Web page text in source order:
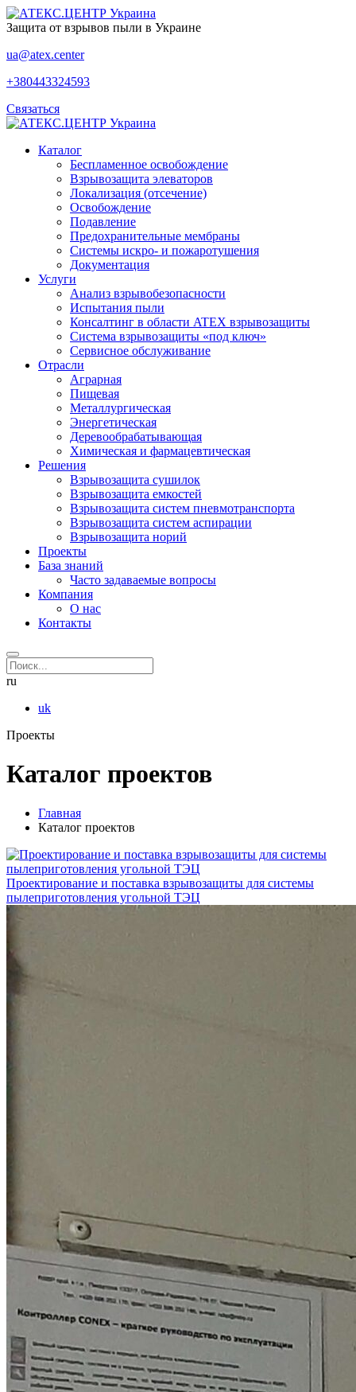
Защита от взрывов пыли в Украине
ua@atex.center
+380443324593
Связаться
Каталог
Беспламенное освобождение
Взрывозащита элеваторов
Локализация (отсечение)
Освобождение
Подавление
Предохранительные мембраны
Системы искро- и пожаротушения
Документация
Услуги
Анализ взрывобезопасности
Испытания пыли
Консалтинг в области ATEX взрывозащиты
Система взрывозащиты «под ключ»
Сервисное обслуживание
Отрасли
Аграрная
Пищевая
Металлургическая
Энергетическая
Деревообрабатывающая
Химическая и фармацевтическая
Решения
Взрывозащита сушилок
Взрывозащита емкостей
Взрывозащита систем пневмотранспорта
Взрывозащита систем аспирации
Взрывозащита норий
Проекты
База знаний
Часто задаваемые вопросы
Компания
О нас
Контакты
ru
uk
Проекты
Каталог проектов
Главная
Каталог проектов
Проектирование и поставка взрывозащиты для системы
пылеприготовления угольной ТЭЦ